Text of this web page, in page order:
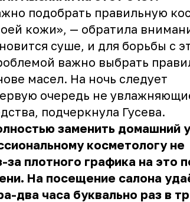
подобрать правильную
кожи», — обратила
суше, и для борьбы с
важно выбрать
масел. На ночь следует
очередь не
подчеркнула Гусева.
заменить домашний
косметологу не
за плотного графика на это
На посещение салона
два часа буквально раз в